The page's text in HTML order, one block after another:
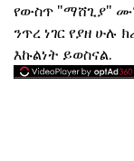
የውስጥ "ማሸጊያ"
ንጥረ ነገር የያዘ
እኩልነት ይወስናል.